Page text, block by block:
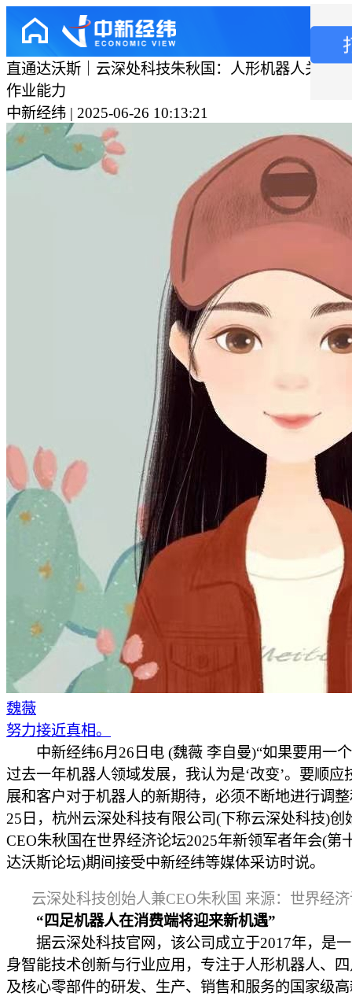
直通达沃斯｜云深处科技朱秋国：人形机器人关键
作业能力
中新经纬 | 2025-06-26 10:13:21
魏薇
努力接近真相。
中新经纬6月26日电 (魏薇 李自曼)“如果要用一
过去一年机器人领域发展，我认为是‘改变’。要顺应
展和客户对于机器人的新期待，必须不断地进行调
25日，杭州云深处科技有限公司(下称云深处科技)创
CEO朱秋国在世界经济论坛2025年新领军者年会(第
达沃斯论坛)期间接受中新经纬等媒体采访时说。
云深处科技创始人兼CEO朱秋国 来源：世界经
“四足机器人在消费端将迎来新机遇”
据云深处科技官网，该公司成立于2017年，是
身智能技术创新与行业应用，专注于人形机器人、
及核心零部件的研发、生产、销售和服务的国家级